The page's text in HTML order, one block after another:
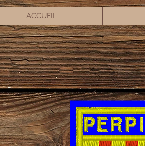
ACCUEIL